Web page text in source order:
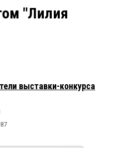
Рейтинги
"Лилия
выставки-конкурса